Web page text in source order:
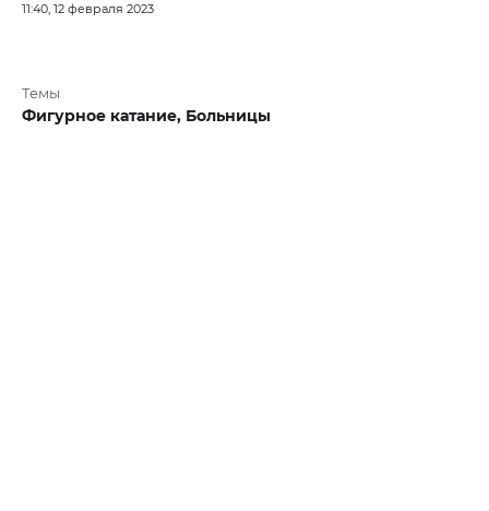
11:40, 12 февраля 2023
Темы
Фигурное катание, Больницы